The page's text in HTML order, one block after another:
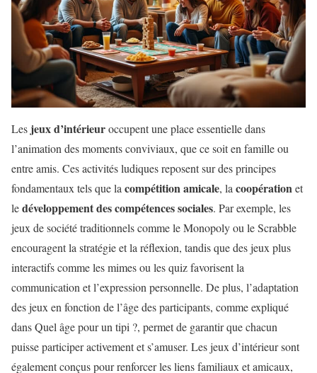
Les jeux d’intérieuroccupent une place essentielle dans
l’animation des moments conviviaux, que ce soit en famille ou
entre amis. Ces activités ludiques reposent sur des principes
fondamentaux tels que la compétition amicale, la coopérationet
ledéveloppement des compétences sociales. Par exemple, les
jeux de société traditionnels comme le Monopoly ou le Scrabble
encouragent la stratégie et la réflexion, tandis que des jeux plus
interactifs comme les mimes ou les quiz favorisent la
communication et l’expression personnelle. De plus, l’adaptation
des jeux en fonction de l’âge des participants, comme expliqué
dans Quel âge pour un tipi ?, permet de garantir que chacun
puisse participer activement et s’amuser. Les jeux d’intérieur sont
également conçus pour renforcer les liens familiaux et amicaux,